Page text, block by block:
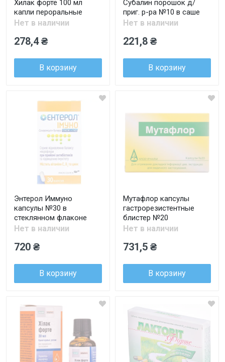
Хилак форте 100 мл
капли пероральные
Нет в наличии
278,4 ₴
В корзину
Субалин порошок д/
приг. р-ра №10 в саше
Нет в наличии
221,8 ₴
В корзину
Энтерол Иммуно
капсулы №30 в
стеклянном флаконе
Нет в наличии
720 ₴
В корзину
Мутафлор капсулы
гастрорезистентные
блистер №20
Нет в наличии
731,5 ₴
В корзину